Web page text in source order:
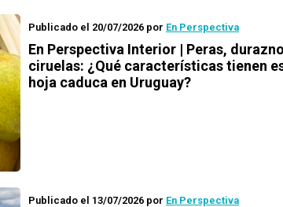
Publicado el 20/07/2026 por En Perspectiva
En Perspectiva Interior | Peras,
ciruelas: ¿Qué características tienen
hoja caduca en Uruguay?
Publicado el 13/07/2026 por En Perspectiva